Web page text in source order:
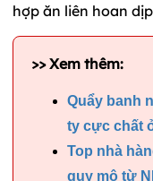
hợp ăn liên hoan
>> Xem thêm:
Quẩy banh
ty cực chất
Top nhà
quy mô từ